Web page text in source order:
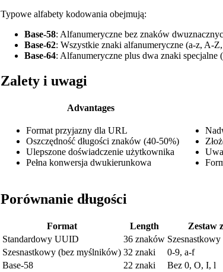
Typowe alfabety kodowania obejmują:
Base-58: Alfanumeryczne bez znaków
Base-62: Wszystkie znaki alfanumeryczne (a-z, A-
Base-64: Alfanumeryczne plus dwa znaki specjalne
Zalety i uwagi
Advantages
Format przyjazny dla URL
Oszczędność długości znaków (40-50%)
Ulepszone doświadczenie użytkownika
Pełna konwersja dwukierunkowa
Porównanie długości
Format Length Zestaw
Standardowy UUID
36 znaków
Szesnastkowy (bez myślników) 32 znaki 0-9, a-f
Base-58
22 znaki Bez 0, O, I, l